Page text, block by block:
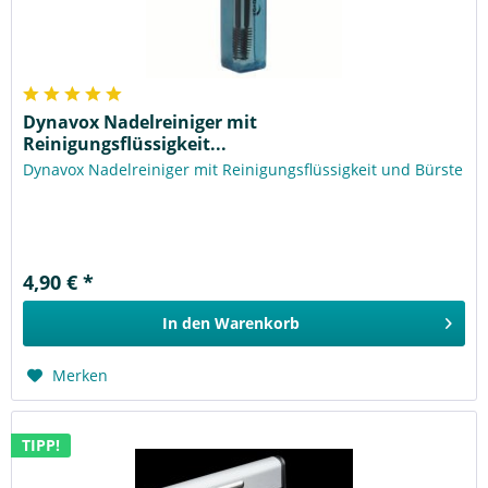
Dynavox Nadelreiniger mit
Reinigungsflüssigkeit...
Dynavox Nadelreiniger mit Reinigungsflüssigkeit und Bürste
4,90 € *
In den Warenkorb
Merken
TIPP!